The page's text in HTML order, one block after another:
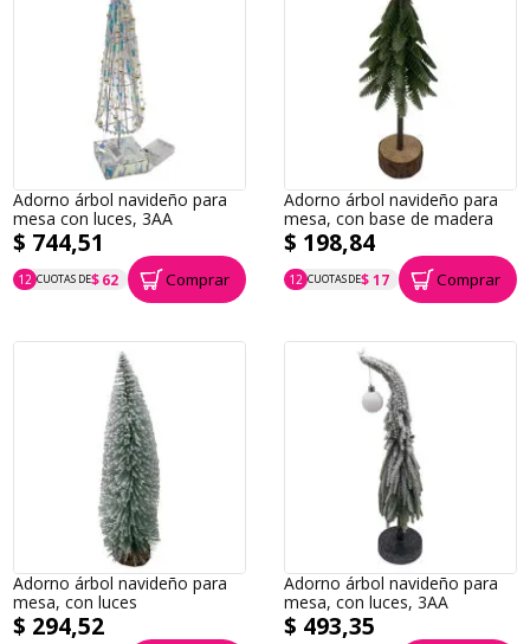
Adorno árbol navideño para
mesa con luces, 3AA
$ 744,51
12 CUOTAS DE$ 62
P.T.F. $ 745 Comprar
Adorno árbol navideño para
mesa, con base de madera
$ 198,84
12 CUOTAS DE$ 17
P.T.F. $ 199 Comprar
Adorno árbol navideño para
mesa, con luces
$ 294,52
Adorno árbol navideño para
mesa, con luces, 3AA
$ 493,35